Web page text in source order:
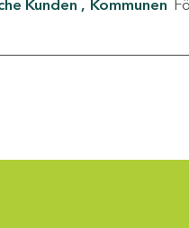
Kunden Kommunen